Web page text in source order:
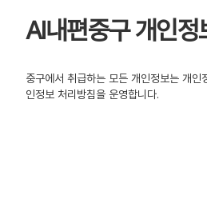
AI내편중구 개인정
중구에서 취급하는 모든 개인정보는 개
인정보 처리방침을 운영합니다.